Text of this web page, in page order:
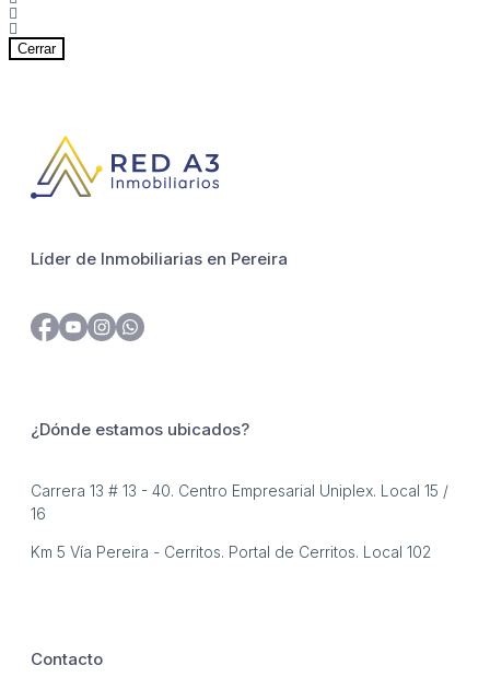
Cerrar
Líder de Inmobiliarias en Pereira
¿Dónde estamos ubicados?
Carrera 13 # 13 - 40. Centro Empresarial Uniplex. Local 15 /
16
Km 5 Vía Pereira - Cerritos. Portal de Cerritos. Local 102
Contacto